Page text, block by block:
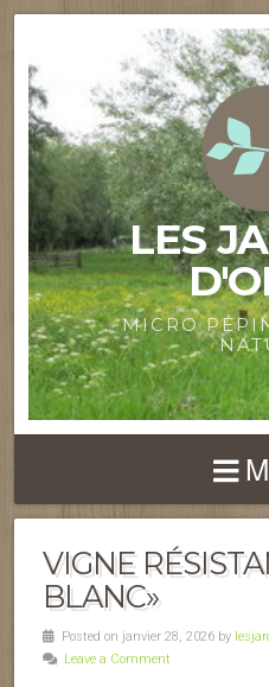
LES
MICRO
VIGNE
BLANC»
Posted on janvier 28, 2026 by
Leave a Comment